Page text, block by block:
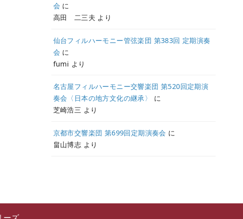
会 に
高田 二三夫 より
仙台フィルハーモニー管弦楽団 第383回 定期演奏
会 に
fumi より
名古屋フィルハーモニー交響楽団 第520回定期演
奏会〈日本の地方文化の継承〉
に
芝崎浩三 より
京都市交響楽団 第699回定期演奏会 に
畠山博志 より